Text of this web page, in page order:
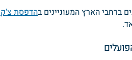
ברחבי הארץ המעוניינים בהדפסת